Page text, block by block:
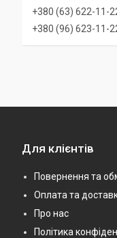
+380 (63) 622-11-
+380 (96) 623-11-
Для клієнтів
Повернення та
Оплата та
Про нас
Політика